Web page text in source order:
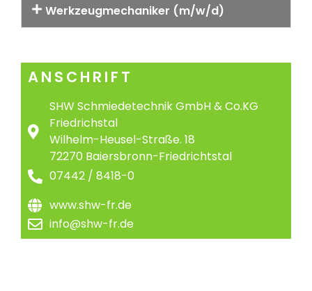
Werkzeugmechaniker (m/w/d)
ANSCHRIFT
SHW Schmiedetechnik GmbH & Co.KG
Friedrichstal
Wilhelm-Heusel-Straße. 18
72270 Baiersbronn-Friedrichtstal
07442 / 8418-0
www.shw-fr.de
info@shw-fr.de